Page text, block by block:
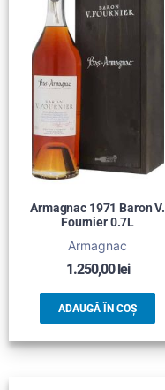
Armagnac 1971 Baron V.
Fournier 0.7L
Armagnac
1.250,00lei
ADAUGĂ ÎN COȘ